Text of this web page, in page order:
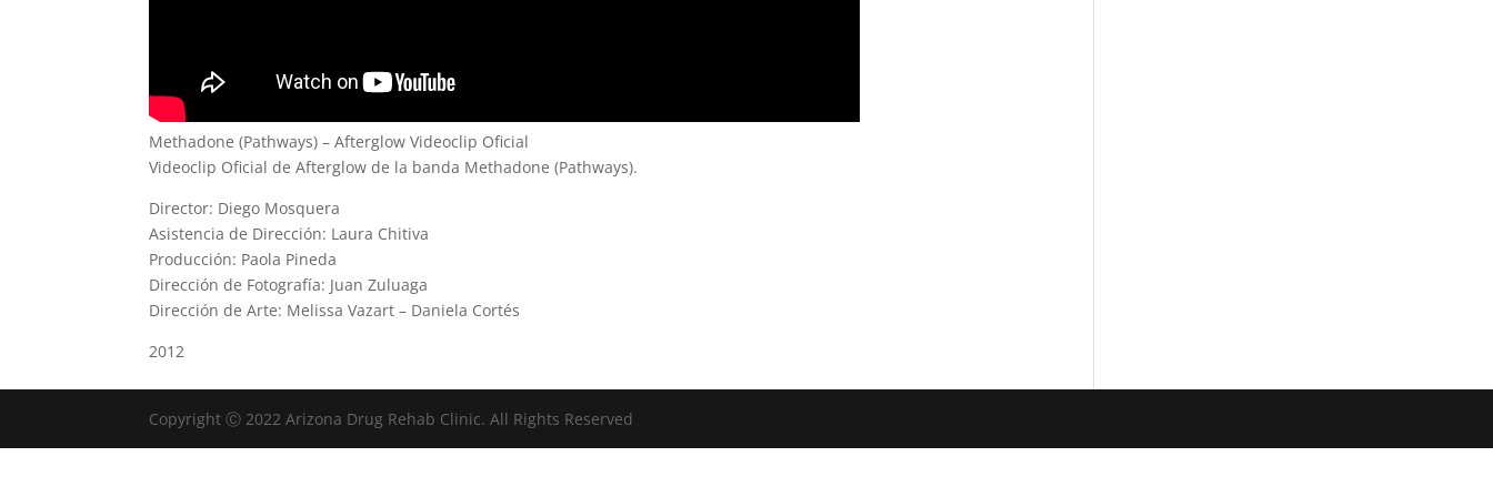
Methadone (Pathways) – Afterglow Videoclip Oficial
Videoclip Oficial de Afterglow de la banda Methadone (Pathways).
Director: Diego Mosquera
Asistencia de Dirección: Laura Chitiva
Producción: Paola Pineda
Dirección de Fotografía: Juan Zuluaga
Dirección de Arte: Melissa Vazart – Daniela Cortés
2012
Copyright Ⓒ 2022 Arizona Drug Rehab Clinic. All Rights Reserved